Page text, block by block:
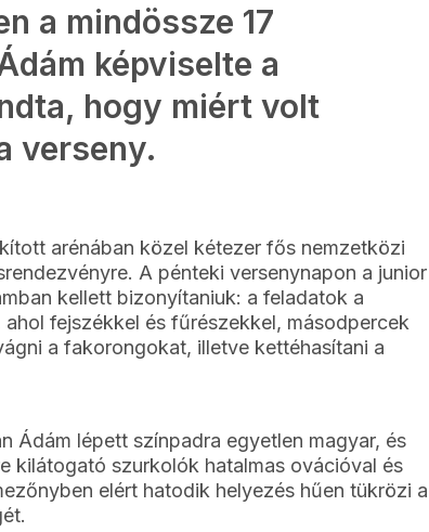
a mindössze 17
képviselte a
hogy miért volt
verseny.
arénában közel kétezer fős nemzetközi
A pénteki versenynapon a junior
kellett bizonyítaniuk: a feladatok a
fejszékkel és fűrészekkel, másodpercek
a fakorongokat, illetve kettéhasítani a
Ádám lépett színpadra egyetlen magyar, és
kilátogató szurkolók hatalmas ovációval és
elért hatodik helyezés hűen tükrözi a